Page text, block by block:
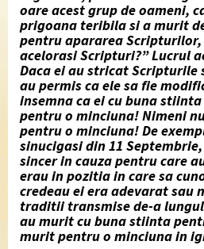
oare acest grup de oameni,
prigoana teribila si a murit
pentru apararea
acelorasi Scripturi?” Lucrul
Daca ei au stricat Scripturile
au permis ca ele sa fie
insemna ca ei cu buna
pentru o minciuna! Nimeni
pentru o minciuna! De
sinucigasi din 11
sincer in cauza pentru care
erau in pozitia in care sa
credeau ei era adevarat sau
traditii transmise de-a
au murit cu buna stiinta
murit pentru o minciuna in